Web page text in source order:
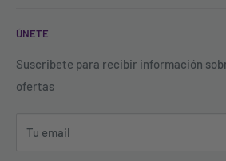
Blog
Política de Tratamiento de Datos
Política de descuentos y acumulación de
FAQ'S
Todos los productos
Buscar productos
Política de garantías, cambios y
ÚNETE
Suscribete para recibir información
ofertas
Tu email